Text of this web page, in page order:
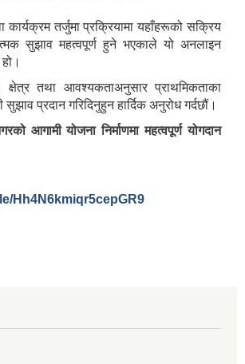
कार्यक्रम तर्जुमा प्रक्रियामा यहाँहरूको सक्रिय
सुझाव महत्वपूर्ण हुने भएकाले यो अनलाइन
तथा आवश्यकताअनुसार प्राथमिकताका
प्रदान गरिदिनुहुन हार्दिक अनुरोध गर्दछौं।
आगामी योजना निर्माणमा महत्वपूर्ण योगदान
Hh4N6kmiqr5cepGR9